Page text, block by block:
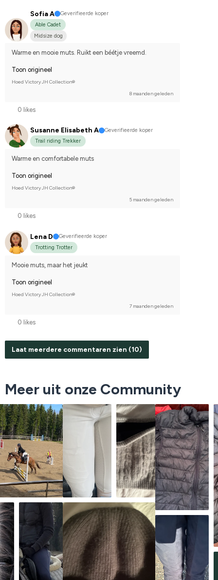
Sofia A
Geverifieerde koper
Able Cadet
Midsize dog
Warme en mooie muts. Ruikt een béétje vreemd.
Toon origineel
Hoed Victory JH Collection®
8 maanden geleden
0 likes
Susanne Elisabeth A
Geverifieerde koper
Trail riding Trekker
Warme en comfortabele muts
Toon origineel
Hoed Victory JH Collection®
5 maanden geleden
0 likes
Lena D
Geverifieerde koper
Trotting Trotter
Mooie muts, maar het jeukt
Toon origineel
Hoed Victory JH Collection®
7 maanden geleden
0 likes
Laat meerdere commentaren zien (10)
Meer uit onze Community